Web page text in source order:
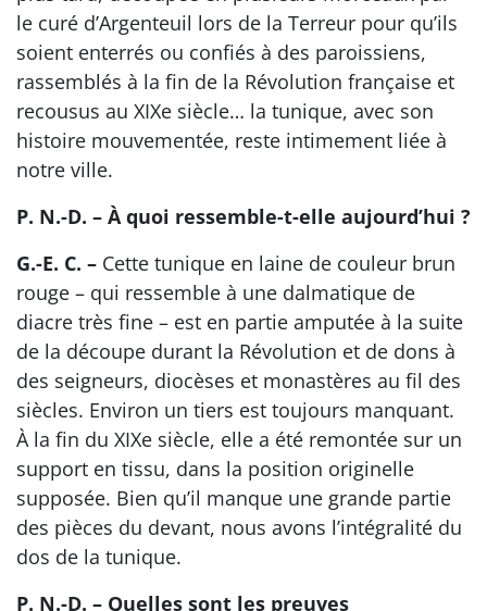
le curé d’Argenteuil lors de la Terreur pour qu’ils
soient enterrés ou confiés à des paroissiens,
rassemblés à la fin de la Révolution française et
recousus au XIXe siècle… la tunique, avec son
histoire mouvementée, reste intimement liée à
notre ville.
P. N.-D. – À quoi ressemble-t-elle aujourd’hui ?
G.-E. C. – Cette tunique en laine de couleur brun
rouge – qui ressemble à une dalmatique de
diacre très fine – est en partie amputée à la suite
de la découpe durant la Révolution et de dons à
des seigneurs, diocèses et monastères au fil des
siècles. Environ un tiers est toujours manquant.
À la fin du XIXe siècle, elle a été remontée sur un
support en tissu, dans la position originelle
supposée. Bien qu’il manque une grande partie
des pièces du devant, nous avons l’intégralité du
dos de la tunique.
P. N.-D. – Quelles sont les preuves